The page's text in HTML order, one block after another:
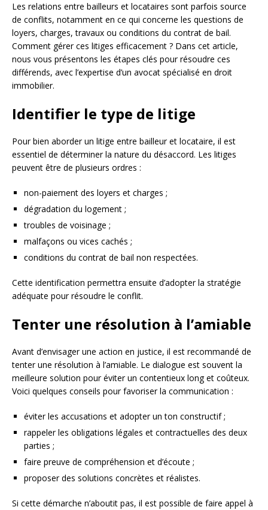
Les relations entre bailleurs et locataires sont parfois source
de conflits, notamment en ce qui concerne les questions de
loyers, charges, travaux ou conditions du contrat de bail.
Comment gérer ces litiges efficacement ? Dans cet article,
nous vous présentons les étapes clés pour résoudre ces
différends, avec l’expertise d’un avocat spécialisé en droit
immobilier.
Identifier le type de litige
Pour bien aborder un litige entre bailleur et locataire, il est
essentiel de déterminer la nature du désaccord. Les litiges
peuvent être de plusieurs ordres :
non-paiement des loyers et charges ;
dégradation du logement ;
troubles de voisinage ;
malfaçons ou vices cachés ;
conditions du contrat de bail non respectées.
Cette identification permettra ensuite d’adopter la stratégie
adéquate pour résoudre le conflit.
Tenter une résolution à l’amiable
Avant d’envisager une action en justice, il est recommandé de
tenter une résolution à l’amiable. Le dialogue est souvent la
meilleure solution pour éviter un contentieux long et coûteux.
Voici quelques conseils pour favoriser la communication :
éviter les accusations et adopter un ton constructif ;
rappeler les obligations légales et contractuelles des deux
parties ;
faire preuve de compréhension et d’écoute ;
proposer des solutions concrètes et réalistes.
Si cette démarche n’aboutit pas, il est possible de faire appel à